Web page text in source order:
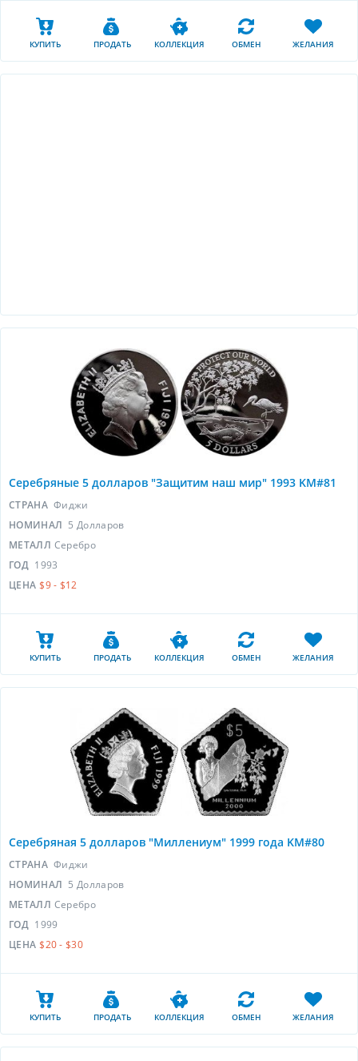
КУПИТЬ ПРОДАТЬ КОЛЛЕКЦИЯ ОБМЕН ЖЕЛАНИЯ
Серебряные 5 долларов "Защитим наш мир" 1993 KM#81
СТРАНА Фиджи
НОМИНАЛ 5 Долларов
МЕТАЛЛ Серебро
ГОД 1993
ЦЕНА $9 - $12
КУПИТЬ ПРОДАТЬ КОЛЛЕКЦИЯ ОБМЕН ЖЕЛАНИЯ
Серебряная 5 долларов "Миллениум" 1999 года KM#80
СТРАНА Фиджи
НОМИНАЛ 5 Долларов
МЕТАЛЛ Серебро
ГОД 1999
ЦЕНА $20 - $30
КУПИТЬ ПРОДАТЬ КОЛЛЕКЦИЯ ОБМЕН ЖЕЛАНИЯ